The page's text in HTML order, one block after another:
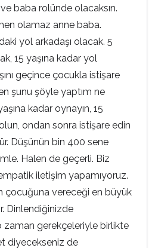
baba rolünde olacaksın.
olamaz anne baba.
yol arkadaşı olacak. 5
15 yaşına kadar yol
geçince çocukla istişare
şunu şöyle yaptım ne
kadar oynayın, 15
ondan sonra istişare edin
Düşünün bin 400 sene
Halen de geçerli. Biz
iletişim yapamıyoruz.
çocuğuna vereceği en büyük
Dinlendiğinizde
gerekçeleriyle birlikte
diyecekseniz de